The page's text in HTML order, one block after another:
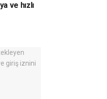
ve hızlı